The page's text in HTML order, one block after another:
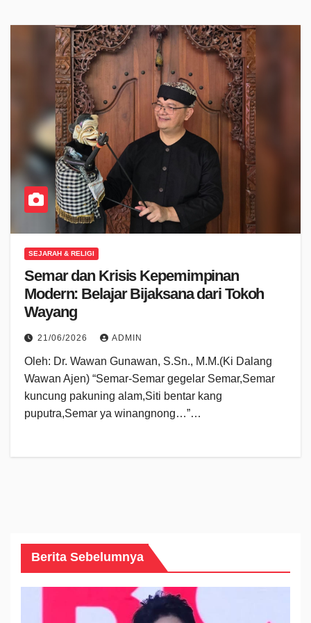
SEJARAH & RELIGI
Semar dan Krisis Kepemimpinan
Modern: Belajar Bijaksana dari Tokoh
Wayang
21/06/2026 ADMIN
Oleh: Dr. Wawan Gunawan, S.Sn., M.M.(Ki Dalang
Wawan Ajen) “Semar-Semar gegelar Semar,Semar
kuncung pakuning alam,Siti bentar kang
puputra,Semar ya winangnong…”…
Berita Sebelumnya